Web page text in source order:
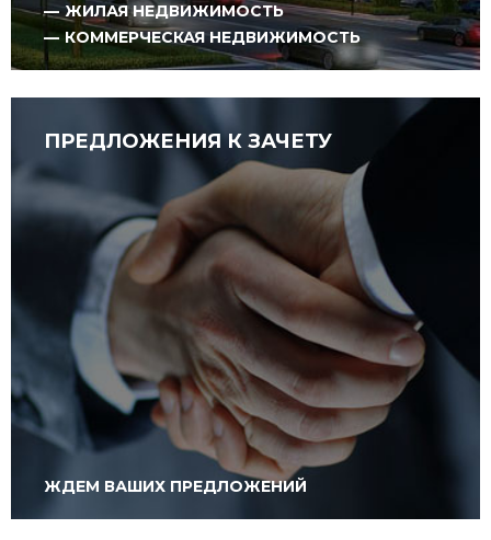
ЖИЛАЯ НЕДВИЖИМОСТЬ
КОММЕРЧЕСКАЯ НЕДВИЖИМОСТЬ
ПРЕДЛОЖЕНИЯ К ЗАЧЕТУ
ЖДЕМ ВАШИХ ПРЕДЛОЖЕНИЙ